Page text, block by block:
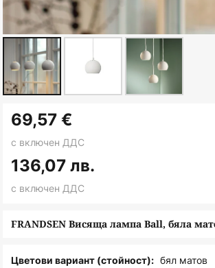
към
началото
на
галерия
със
FRANDSEN Висяща лампа Ball, бяла
69,57 €
136,07 лв.
с включен ДДС
с включен ДДС
Цветови вариант (стойност): бял матов